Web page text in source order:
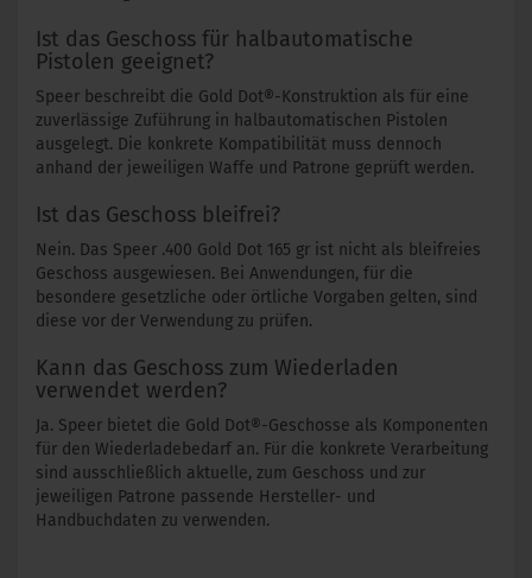
Ist das Geschoss für halbautomatische
Pistolen geeignet?
Speer beschreibt die Gold Dot®-Konstruktion als für eine
zuverlässige Zuführung in halbautomatischen Pistolen
ausgelegt. Die konkrete Kompatibilität muss dennoch
anhand der jeweiligen Waffe und Patrone geprüft werden.
Ist das Geschoss bleifrei?
Nein. Das Speer .400 Gold Dot 165 gr ist nicht als bleifreies
Geschoss ausgewiesen. Bei Anwendungen, für die
besondere gesetzliche oder örtliche Vorgaben gelten, sind
diese vor der Verwendung zu prüfen.
Kann das Geschoss zum Wiederladen
verwendet werden?
Ja. Speer bietet die Gold Dot®-Geschosse als Komponenten
für den Wiederladebedarf an. Für die konkrete Verarbeitung
sind ausschließlich aktuelle, zum Geschoss und zur
jeweiligen Patrone passende Hersteller- und
Handbuchdaten zu verwenden.